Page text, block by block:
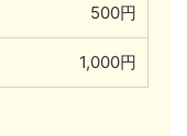
500円
1,000円